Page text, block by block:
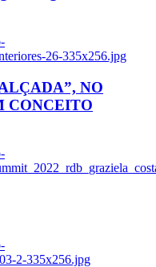
26-335x256.jpg
NO
CONCEITO
2-335x256.jpg